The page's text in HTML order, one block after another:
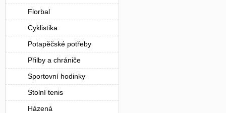
Florbal
Cyklistika
Potapěčské potřeby
Přilby a chrániče
Sportovní hodinky
Stolní tenis
Házená